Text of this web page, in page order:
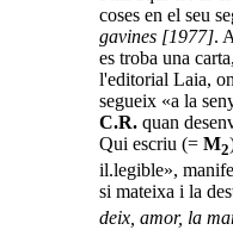
coses en el seu
gavines [1977].
es troba una
l'editorial Laia,
segueix «a la
C.R. quan
Qui escriu (= M2
il.legible»,
si mateixa i la
deix, amor, la